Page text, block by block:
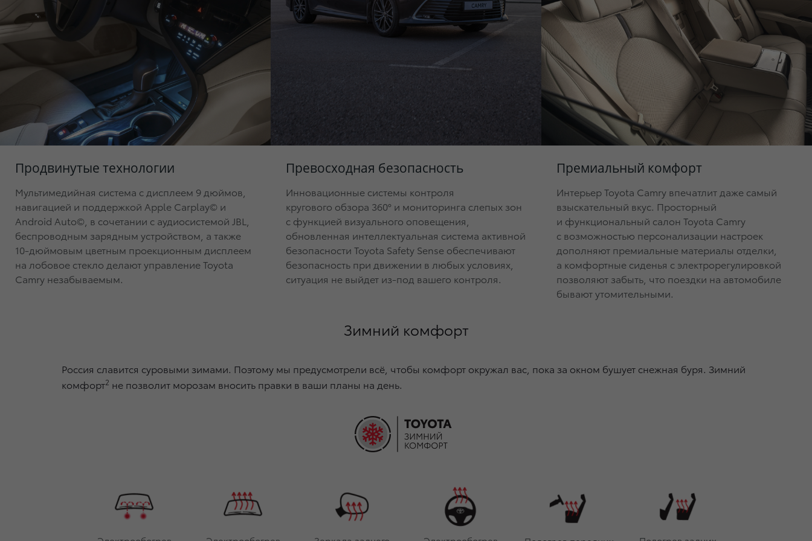
Продвинутые технологии
Мультимедийная система c дисплеем 9 дюймов,
навигацией и поддержкой Apple Carplay© и
Android Auto©, в сочетании с аудиосистемой JBL,
беспроводным зарядным устройством, а также
10-дюймовым цветным проекционным дисплеем
на лобовое стекло делают управление Toyota
Camry незабываемым.
Превосходная безопасность
Инновационные системы контроля
кругового обзора 360° и мониторинга слепых зон
с функцией визуального оповещения,
обновленная интеллектуальная система активной
безопасности Toyota Safety Sense обеспечивают
безопасность при движении в любых условиях,
ситуация не выйдет из-под вашего контроля.
Премиальный комфорт
Интерьер Toyota Camry впечатлит даже самый
взыскательный вкус. Просторный
и функциональный салон Toyota Camry
с возможностью персонализации настроек
дополняют премиальные материалы отделки,
а комфортные сиденья с электрорегулировкой
позволяют забыть, что поездки на автомобиле
бывают утомительными.
Зимний комфорт
Россия славится суровыми зимами. Поэтому мы предусмотрели всё, чтобы комфорт окружал вас, пока за окном бушует снежная буря. Зимний
комфорт2 не позволит морозам вносить правки в ваши планы на день.